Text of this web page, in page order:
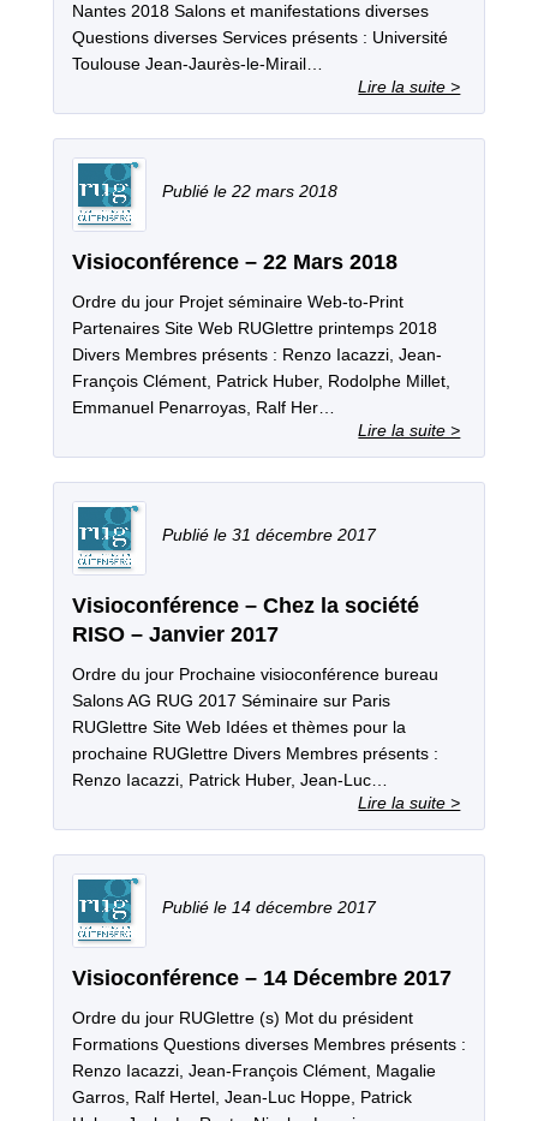
Nantes 2018 Salons et manifestations diverses
Questions diverses Services présents : Université
Toulouse Jean-Jaurès-le-Mirail…
Visioconférence – 22 Mars 2018
Ordre du jour Projet séminaire Web-to-Print
Partenaires Site Web RUGlettre printemps 2018
Divers Membres présents : Renzo Iacazzi, Jean-
François Clément, Patrick Huber, Rodolphe Millet,
Emmanuel Penarroyas, Ralf Her…
22 mars 2018
Visioconférence – Chez la société
RISO – Janvier 2017
Ordre du jour Prochaine visioconférence bureau
Salons AG RUG 2017 Séminaire sur Paris
RUGlettre Site Web Idées et thèmes pour la
prochaine RUGlettre Divers Membres présents :
Renzo Iacazzi, Patrick Huber, Jean‐Luc…
31 décembre 2017
Visioconférence – 14 Décembre 2017
Ordre du jour RUGlettre (s) Mot du président
Formations Questions diverses Membres présents :
Renzo Iacazzi, Jean-François Clément, Magalie
Garros, Ralf Hertel, Jean-Luc Hoppe, Patrick
14 décembre 2017